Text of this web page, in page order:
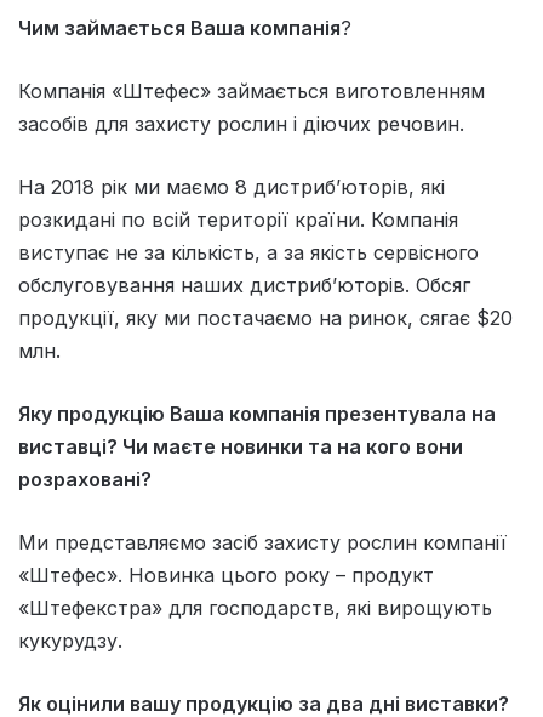
Чим займається Ваша компанія?
Компанія «Штефес» займається виготовленням
засобів для захисту рослин і діючих речовин.
На 2018 рік ми маємо 8 дистриб’юторів, які
розкидані по всій території країни. Компанія
виступає не за кількість, а за якість сервісного
обслуговування наших дистриб’юторів. Обсяг
продукції, яку ми постачаємо на ринок, сягає $20
млн.
Яку продукцію Ваша компанія презентувала на
виставці? Чи маєте новинки та на кого вони
розраховані?
Ми представляємо засіб захисту рослин компанії
«Штефес». Новинка цього року – продукт
«Штефекстра» для господарств, які вирощують
кукурудзу.
Як оцінили вашу продукцію за два дні виставки?